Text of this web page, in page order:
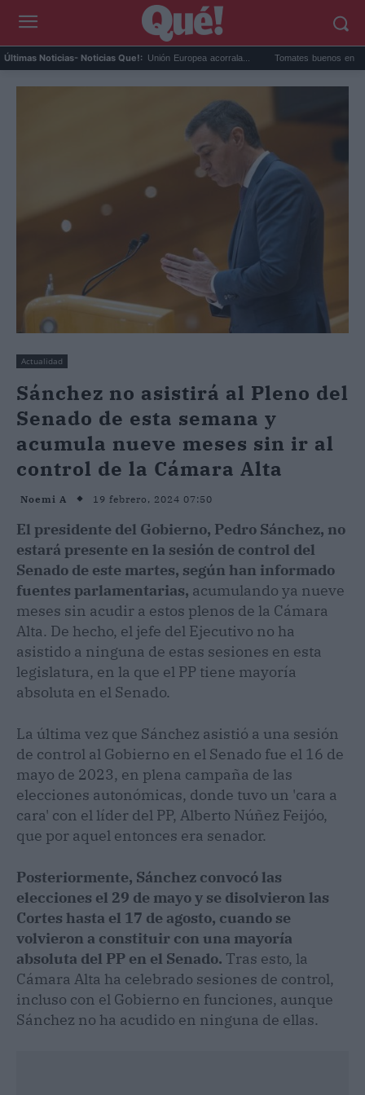
Últimas Noticias- Noticias Que!:
Multa de TikTok a la UE: la Unión Europea acorrala... Tomates buenos en
Actualidad
Sánchez no asistirá al Pleno del
Senado de esta semana y
acumula nueve meses sin ir al
control de la Cámara Alta
Noemi A 19 febrero, 2024 07:50
El presidente del Gobierno, Pedro Sánchez, no
estará presente en la sesión de control del
Senado de este martes, según han informado
fuentes parlamentarias, acumulando ya nueve
meses sin acudir a estos plenos de la Cámara
Alta. De hecho, el jefe del Ejecutivo no ha
asistido a ninguna de estas sesiones en esta
legislatura, en la que el PP tiene mayoría
absoluta en el Senado.
La última vez que Sánchez asistió a una sesión
de control al Gobierno en el Senado fue el 16 de
mayo de 2023, en plena campaña de las
elecciones autonómicas, donde tuvo un 'cara a
cara' con el líder del PP, Alberto Núñez Feijóo,
que por aquel entonces era senador.
Posteriormente, Sánchez convocó las
elecciones el 29 de mayo y se disolvieron las
Cortes hasta el 17 de agosto, cuando se
volvieron a constituir con una mayoría
absoluta del PP en el Senado. Tras esto, la
Cámara Alta ha celebrado sesiones de control,
incluso con el Gobierno en funciones, aunque
Sánchez no ha acudido en ninguna de ellas.